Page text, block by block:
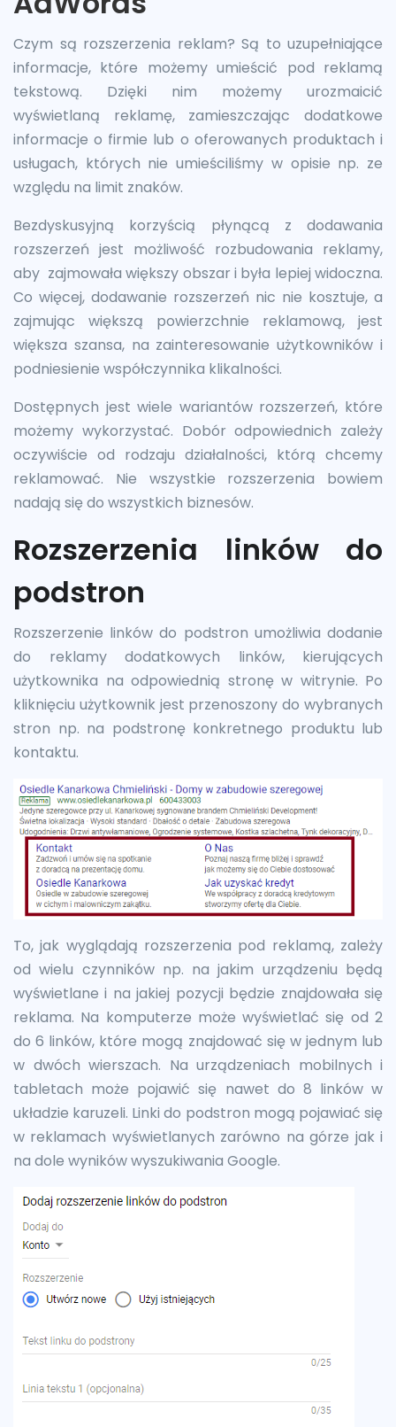
Czym są rozszerzenia reklam? Są to uzupełniające
informacje, które możemy umieścić pod reklamą
tekstową. Dzięki nim możemy urozmaicić
wyświetlaną reklamę, zamieszczając dodatkowe
informacje o firmie lub o oferowanych produktach i
usługach, których nie umieściliśmy w opisie np. ze
względu na limit znaków.
Bezdyskusyjną korzyścią płynącą z dodawania
rozszerzeń jest możliwość rozbudowania reklamy,
aby zajmowała większy obszar i była lepiej widoczna.
Co więcej, dodawanie rozszerzeń nic nie kosztuje, a
zajmując większą powierzchnie reklamową, jest
większa szansa, na zainteresowanie użytkowników i
podniesienie współczynnika klikalności.
Dostępnych jest wiele wariantów rozszerzeń, które
możemy wykorzystać. Dobór odpowiednich zależy
oczywiście od rodzaju działalności, którą chcemy
reklamować. Nie wszystkie rozszerzenia bowiem
nadają się do wszystkich biznesów.
Rozszerzenia linków do
podstron
Rozszerzenie linków do podstron umożliwia dodanie
do reklamy dodatkowych linków, kierujących
użytkownika na odpowiednią stronę w witrynie. Po
kliknięciu użytkownik jest przenoszony do wybranych
stron np. na podstronę konkretnego produktu lub
kontaktu.
To, jak wyglądają rozszerzenia pod reklamą, zależy
od wielu czynników np. na jakim urządzeniu będą
wyświetlane i na jakiej pozycji będzie znajdowała się
reklama. Na komputerze może wyświetlać się od 2
do 6 linków, które mogą znajdować się w jednym lub
w dwóch wierszach. Na urządzeniach mobilnych i
tabletach może pojawić się nawet do 8 linków w
układzie karuzeli. Linki do podstron mogą pojawiać się
w reklamach wyświetlanych zarówno na górze jak i
na dole wyników wyszukiwania Google.